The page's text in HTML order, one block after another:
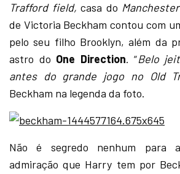
Trafford field,casa do
de Victoria Beckham contou com
pelo seu filho Brooklyn, além da
astro do One Direction. “Belo
antes do grande jogo no Old
Beckham na legenda da foto.
Não é segredo nenhum para
admiração que Harry tem por